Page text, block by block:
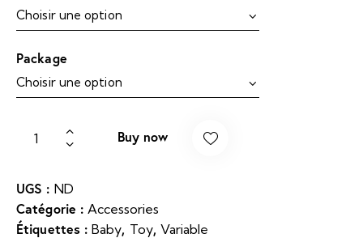
Package
Buy now
UGS : ND
Catégorie : Accessories
Étiquettes :Baby, Toy, Variable